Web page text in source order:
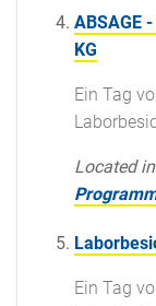
ABSAGE
KG
Ein Tag
Located in
Ein Tag